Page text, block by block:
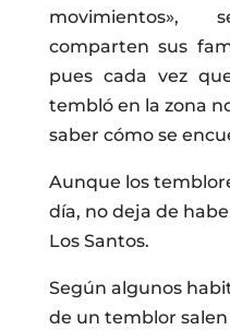
movimientos»,
comparten sus
pues cada vez
tembló en la zona
saber cómo se
Aunque los
día, no deja de
Los Santos.
Según algunos
de un temblor